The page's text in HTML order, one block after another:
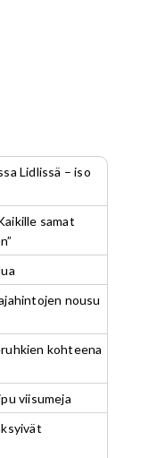
Lidlissä – iso
samat
nousu
kohteena
viisumeja